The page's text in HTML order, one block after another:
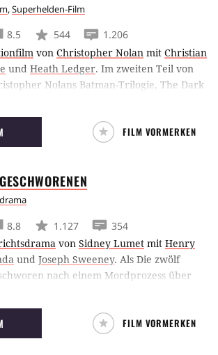
,Superhelden-Film
8.5 544
1.206
von Christopher Nolan mit Christian
und Heath Ledger. Im zweiten Teil von
Nolans Batman-Trilogie, The Dark
City ins Chaos zu stürzen und Batmans
zu vereiteln.
FILM VORMERKEN
GESCHWORENEN
8.8 1.127
354
von Sidney Lumet mit Henry
und Joseph Sweeney. Als Die zwölf
nach einem Mordprozess über
ihr Urteil schon beschlossen. Doch
Fonda besteht auf einem berechtigen
FILM VORMERKEN